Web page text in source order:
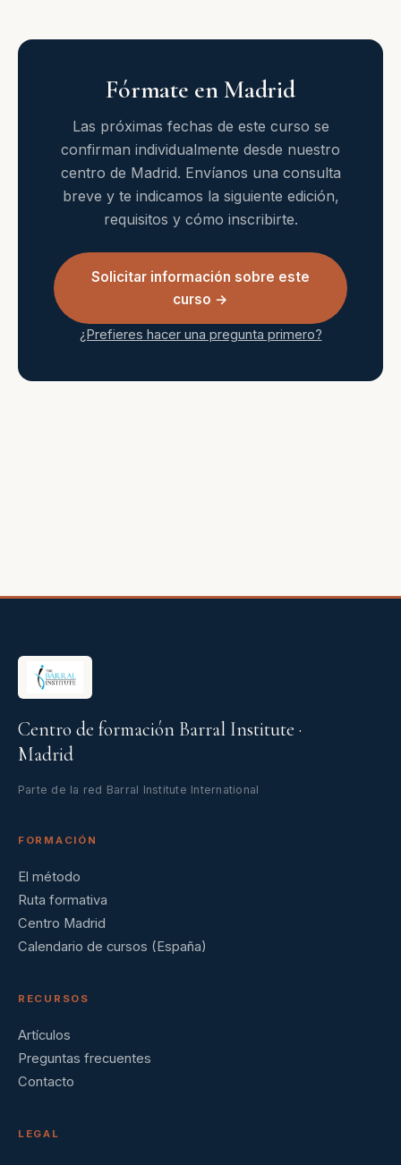
Fórmate en Madrid
Las próximas fechas de este curso se
confirman individualmente desde nuestro
centro de Madrid. Envíanos una consulta
breve y te indicamos la siguiente edición,
requisitos y cómo inscribirte.
Solicitar información sobre este
curso →
¿Prefieres hacer una pregunta primero?
Centro de formación Barral Institute ·
Madrid
Parte de la red Barral Institute International
FORMACIÓN
El método
Ruta formativa
Centro Madrid
Calendario de cursos (España)
RECURSOS
Artículos
Preguntas frecuentes
Contacto
LEGAL